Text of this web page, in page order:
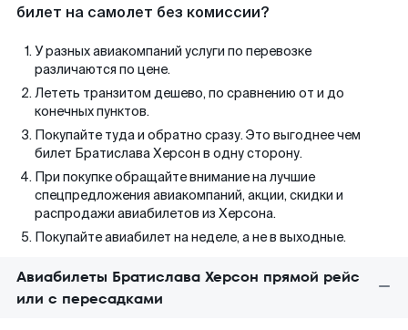
билет на самолет без комиссии?
У разных авиакомпаний услуги по перевозке
различаются по цене.
Лететь транзитом дешево, по сравнению от и до
конечных пунктов.
Покупайте туда и обратно сразу. Это выгоднее чем
билет Братислава Херсон в одну сторону.
При покупке обращайте внимание на лучшие
спецпредложения авиакомпаний, акции, скидки и
распродажи авиабилетов из Херсона.
Покупайте авиабилет на неделе, а не в выходные.
Авиабилеты Братислава Херсон прямой рейс
или с пересадками